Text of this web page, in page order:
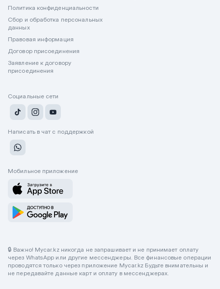
Политика конфиденциальности
Сбор и обработка персональных
данных
Правовая информация
Договор присоединения
Заявление к договору
присоединения
Социальные сети
Написать в чат с поддержкой
Мобильное приложение
🔒 Важно! Mycar.kz никогда не запрашивает и не принимает оплату
через WhatsApp или другие мессенджеры. Все финансовые операции
проводятся только через приложение Mycar.kz Будьте внимательны и
не передавайте данные карт и оплату в мессенджерах.